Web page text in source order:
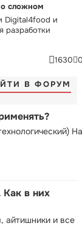
о сложном
Digital4food и
разработки
1630
В ФОРУМ
На
Как в них
айтишники и все